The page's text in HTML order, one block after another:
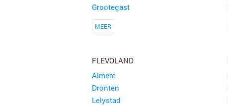
Grootegast
MEER
FLEVOLAND
Almere
Dronten
Lelystad